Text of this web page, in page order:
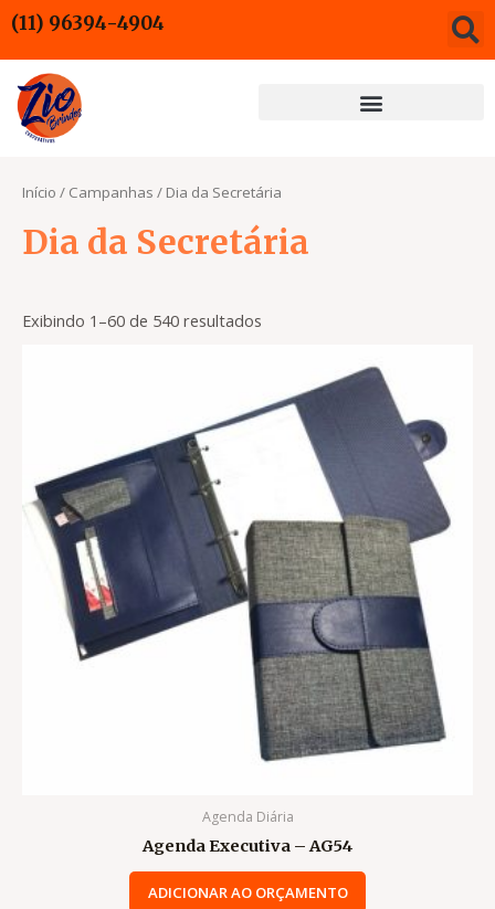
para
o
conteúdo
(11) 96394-4904
Início / Campanhas / Dia da Secretária
Dia da Secretária
Exibindo 1–60 de 540 resultados
Agenda Diária
Agenda Executiva – AG54
ADICIONAR AO ORÇAMENTO